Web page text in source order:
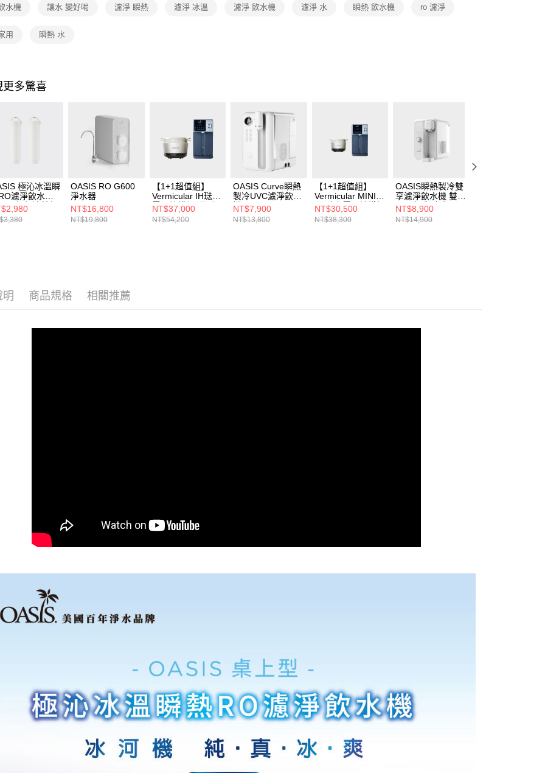
水機 讓水 變好喝 濾淨 瞬熱 濾淨 冰溫 濾淨 飲水機 濾淨 水 瞬熱 飲水機 ro 濾淨
用 瞬熱 水
更多驚喜
極沁冰溫瞬
濾淨飲水機
一年份濾芯組
機型：IF-
OASIS RO G600
淨水器
NT$16,800
NT$19,800
【1+1超值組】
Vermicular IH琺瑯
電子鑄鐵鍋 (海鹽
白/松露黑/飛魚
銀)+OASIS 極沁冰
NT$37,000
NT$54,200
OASIS Curve瞬熱
製冷UVC濾淨飲水
機
NT$7,900
NT$13,800
【1+1超值組】
Vermicular MINI
IH 琺瑯電子鑄鐵鍋
(海鹽白/飛魚銀/松
露黑)+OASIS 極沁
NT$30,500
NT$38,300
OASIS瞬熱製冷雙
享濾淨飲水機 雙享
Bar(咖啡/冰水
UVC殺菌)
NT$8,900
NT$14,900
明 商品規格 相關推薦